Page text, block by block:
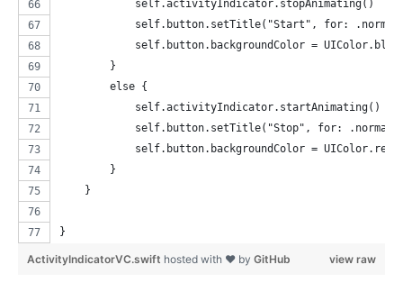
            self.activityIndicator.stopAnimating()
self.button.setTitle("Start", for:
            self.button.backgroundColor = UIColor.blue
        }
        else {
            self.activityIndicator.startAnimating()
            self.button.setTitle("Stop", for: .normal)
            self.button.backgroundColor = UIColor.red
        }
    }
}
view raw
ActivityIndicatorVC.swift hosted with ❤ by GitHub